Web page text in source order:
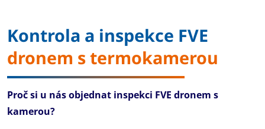
Kontrola a inspekce FVE
dronem s termokamerou
Proč si u nás objednat inspekci FVE dronem s
kamerou?